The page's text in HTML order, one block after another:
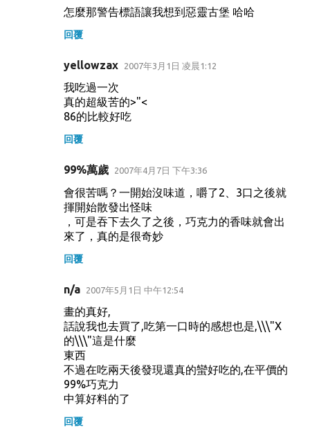
怎麼那警告標語讓我想到惡靈古堡 哈哈
回覆
yellowzax 2007年3月1日 凌晨1:12
我吃過一次
真的超級苦的>"<
86的比較好吃
回覆
99%萬歲 2007年4月7日 下午3:36
會很苦嗎？一開始沒味道，嚼了2、3口之後就
揮開始散發出怪味
，可是吞下去久了之後，巧克力的香味就會出
來了，真的是很奇妙
回覆
n/a 2007年5月1日 中午12:54
畫的真好,
話說我也去買了,吃第一口時的感想也是,\\\"X
的\\\"這是什麼
東西
不過在吃兩天後發現還真的蠻好吃的,在平價的
99%巧克力
中算好料的了
回覆